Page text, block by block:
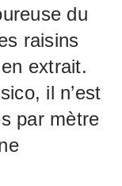
du
raisins
extrait.
il n’est
par mètre